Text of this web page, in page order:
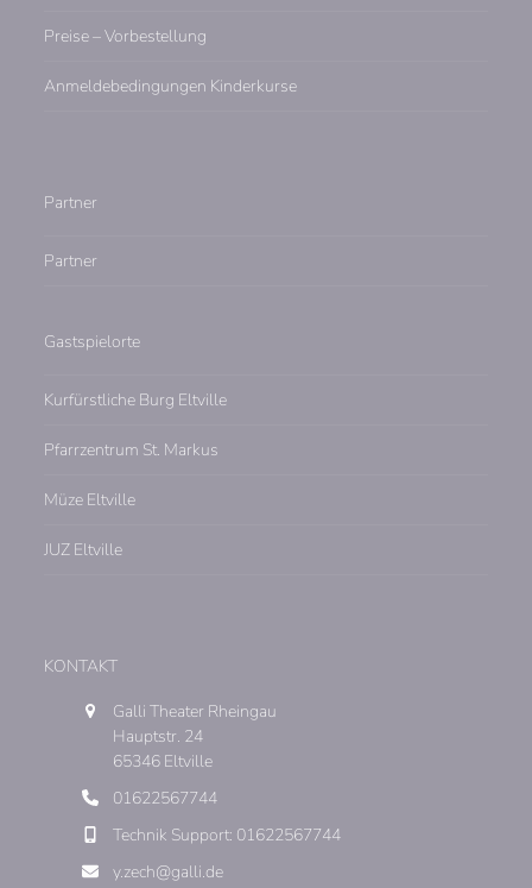
Preise – Vorbestellung
Anmeldebedingungen Kinderkurse
Partner
Partner
Gastspielorte
Kurfürstliche Burg Eltville
Pfarrzentrum St. Markus
Müze Eltville
JUZ Eltville
KONTAKT
Galli Theater Rheingau
Hauptstr. 24
65346 Eltville
01622567744
Technik Support: 01622567744
y.zech@galli.de